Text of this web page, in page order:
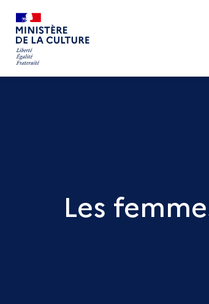
Les